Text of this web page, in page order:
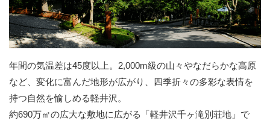
年間の気温差は45度以上。2,000m級の山々やなだらかな高原
など、変化に富んだ地形が広がり、四季折々の多彩な表情を
持つ自然を愉しめる軽井沢。
約690万㎡の広大な敷地に広がる「軽井沢千ヶ滝別荘地」で